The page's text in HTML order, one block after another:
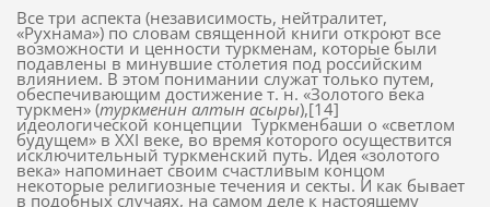
Все три аспекта (независимость, нейтралитет,
«Рухнама») по словам священной книги откроют все
возможности и ценности туркменам, которые были
подавлены в минувшие столетия под российским
влиянием. В этом понимании служат только путем,
обеспечивающим достижение т. н. «Золотого века
туркмен» (туркменин алтын асыры),[14]
идеологической концепции Туркменбаши о «светлом
будущем» в XXI веке, во время которого осуществится
исключительный туркменский путь. Идея «золотого
века» напоминает своим счастливым концом
некоторые религиозные течения и секты. И как бывает
в подобных случаях, на самом деле к настоящему